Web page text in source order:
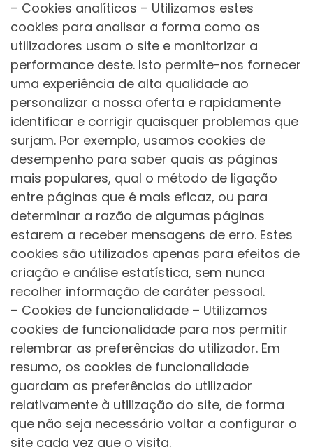
– Cookies analíticos – Utilizamos estes
cookies para analisar a forma como os
utilizadores usam o site e monitorizar a
performance deste. Isto permite-nos fornecer
uma experiência de alta qualidade ao
personalizar a nossa oferta e rapidamente
identificar e corrigir quaisquer problemas que
surjam. Por exemplo, usamos cookies de
desempenho para saber quais as páginas
mais populares, qual o método de ligação
entre páginas que é mais eficaz, ou para
determinar a razão de algumas páginas
estarem a receber mensagens de erro. Estes
cookies são utilizados apenas para efeitos de
criação e análise estatística, sem nunca
recolher informação de caráter pessoal.
– Cookies de funcionalidade – Utilizamos
cookies de funcionalidade para nos permitir
relembrar as preferências do utilizador. Em
resumo, os cookies de funcionalidade
guardam as preferências do utilizador
relativamente à utilização do site, de forma
que não seja necessário voltar a configurar o
site cada vez que o visita.